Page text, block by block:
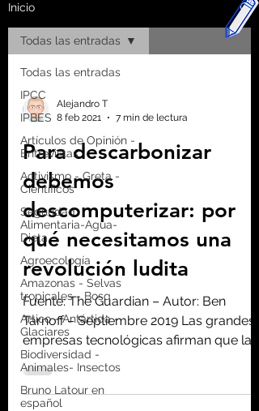
Inicio
Todas las entradas
IPCC
IPBES
Artículos de Opinión -
Entrevistas
Activismo - Greta -
Científicos
Seguridad
Alimentaria-Agua-
Dieta
Agroecología
Amazonas - Selvas
tropicales - Bosq
Artico - Antártida -
Glaciares
Biodiversidad -
Animales- Insectos
Bruno Latour en
español
Todas las entradas
Alejandro T
8 feb 2021
7 min de lectura
Para descarbonizar
debemos
descomputerizar: por
qué necesitamos una
revolución ludita
Fuente: The Guardian – Autor: Ben
Tarnoff – Septiembre 2019 Las grandes
empresas tecnológicas afirman que la
Inteligencia Artificial (IA)...